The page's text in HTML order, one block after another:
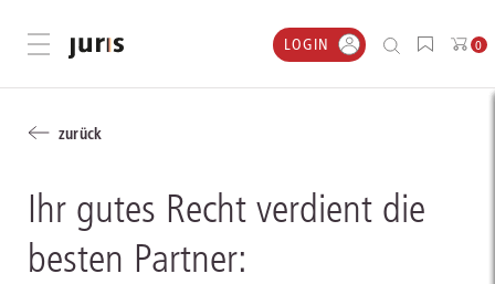
Menü öffnen LOGIN 0
zurück
Ihr gutes Recht ‍verdient die
besten ‍Partner: